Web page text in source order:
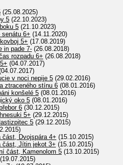
(25.08.2025)
5 (22.10.2023)
5 (21.10.2023)
6+ (14.11.2020)
5+ (17.08.2019)
in pade 7- (26.08.2018)
rozpadu 6+ (26.08.2018)
(04.07.2017)
v noci nepije 5 (29.02.2016)
ztraceného stínu 6 (08.01.2016)
konšelé 5 (08.01.2016)
oko 5 (08.01.2016)
6 (30.12.2015)
5+ (29.12.2015)
5 (29.12.2015)
Dvojspára 4+ (15.10.2015)
část, Jítin jekot 3+ (15.10.2015)
část, Kamenolom 5 (13.10.2015)
(19.07.2015)